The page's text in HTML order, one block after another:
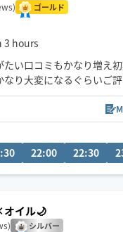
15:00 15:30 16:00
ゴールド
3 hours
い口コミもかなり増え
り大変になるぐらいご
過去の物でもしっかり覚
着出来る場合もございま
22:00 22:30
イル🌙
シルバー